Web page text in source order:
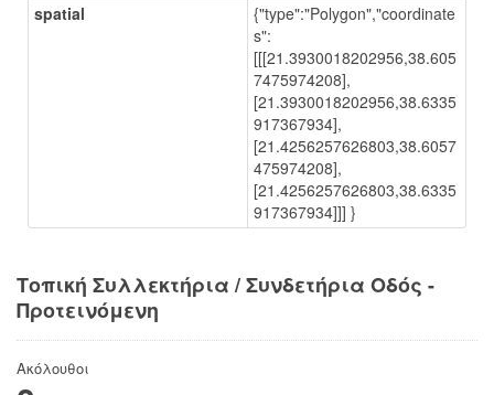
spatial
{"type":"Polygon","coordinate
s":
[[[21.3930018202956,38.605
7475974208],
[21.3930018202956,38.6335
917367934],
[21.4256257626803,38.6057
475974208],
[21.4256257626803,38.6335
917367934]]] }
Τοπική Συλλεκτήρια / Συνδετήρια Οδός -
Προτεινόμενη
Ακόλουθοι